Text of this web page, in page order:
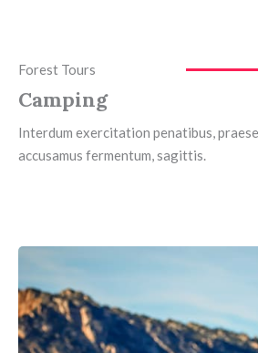
Forest Tours
Camping
Interdum exercitation penatibus,
accusamus fermentum, sagittis.